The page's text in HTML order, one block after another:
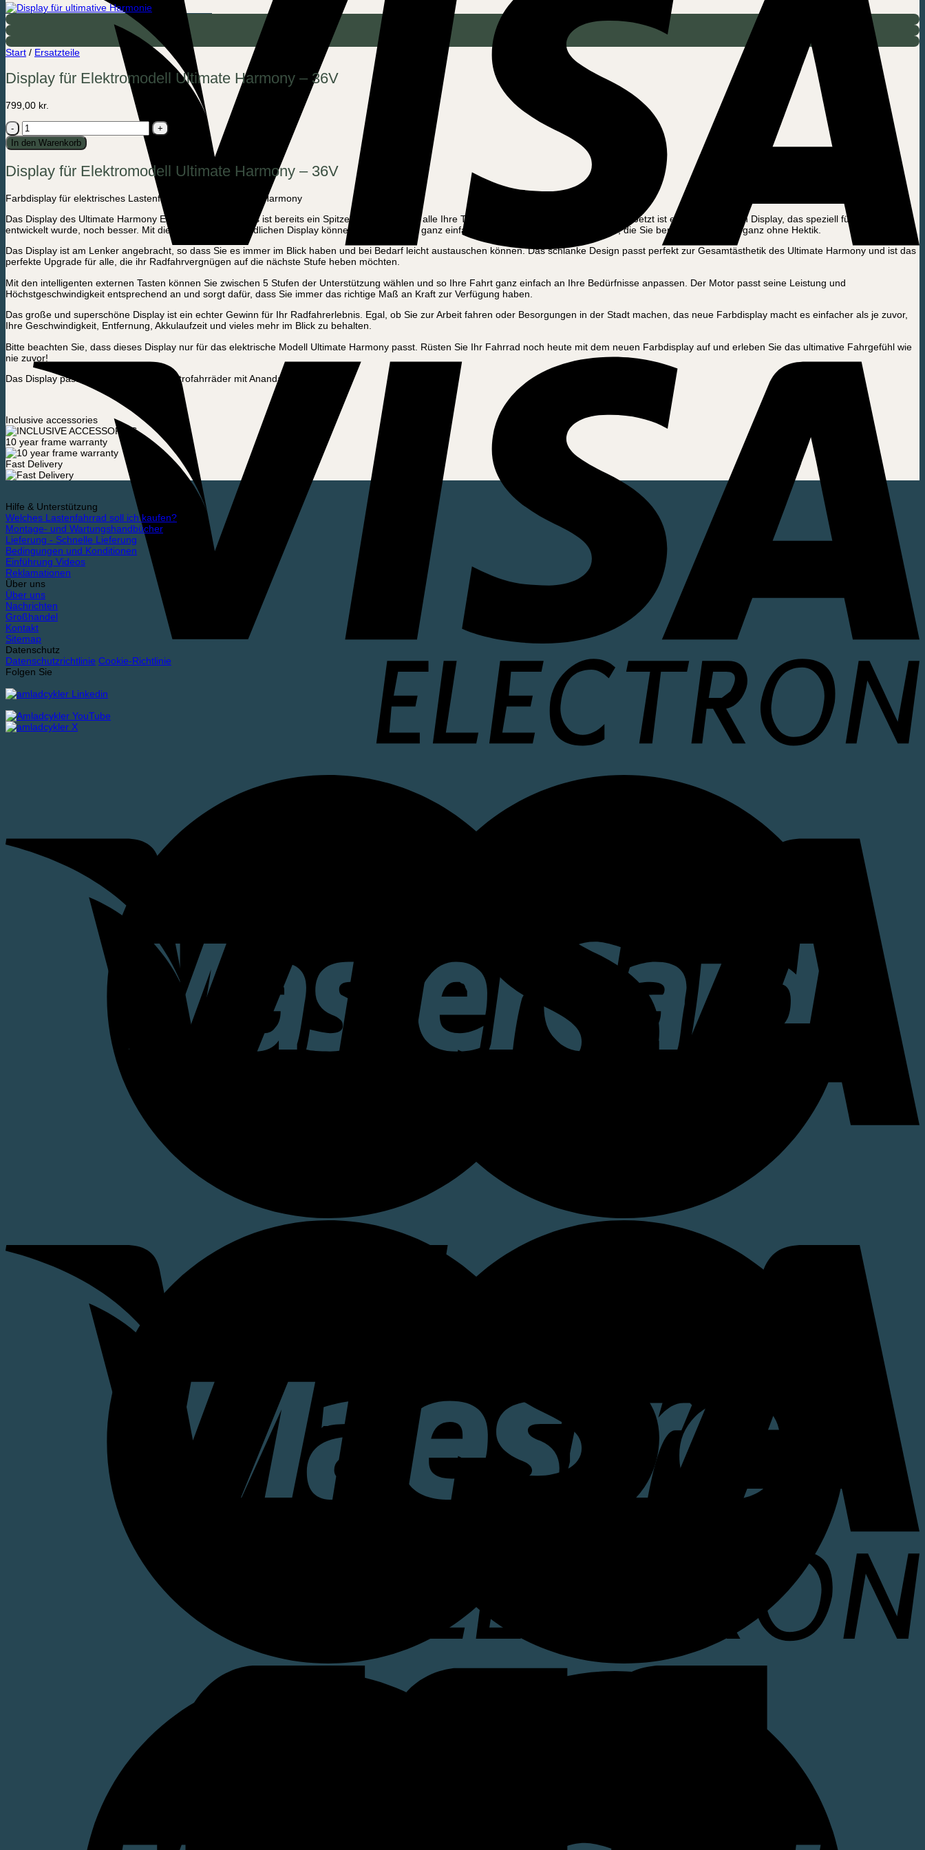
Start / Ersatzteile
Display für Elektromodell Ultimate Harmony – 36V
799,00 kr.
Display
für
Elektromodell
Harmony
Menge
In den Warenkorb
Display für Elektromodell Ultimate Harmony – 36V
Farbdisplay für elektrisches Lastenfahrrad Modell Ultimate Harmony
Das Display des Ultimate Harmony Elektro-Lastenfahrrads ist bereits ein Spitzenmodell, das für alle Ihre Transportbedürfnisse entwickelt wurde. Jetzt ist es mit dem neuen Display, das speziell für raues Wetter
entwickelt wurde, noch besser. Mit diesem benutzerfreundlichen Display können Sie unterwegs ganz einfach auf alle Informationen zugreifen, die Sie benötigen, und das ganz ohne Hektik.
Das Display ist am Lenker angebracht, so dass Sie es immer im Blick haben und bei Bedarf leicht austauschen können. Das schlanke Design passt perfekt zur Gesamtästhetik des Ultimate Harmony und ist das
perfekte Upgrade für alle, die ihr Radfahrvergnügen auf die nächste Stufe heben möchten.
Mit den intelligenten externen Tasten können Sie zwischen 5 Stufen der Unterstützung wählen und so Ihre Fahrt ganz einfach an Ihre Bedürfnisse anpassen. Der Motor passt seine Leistung und
Höchstgeschwindigkeit entsprechend an und sorgt dafür, dass Sie immer das richtige Maß an Kraft zur Verfügung haben.
Das große und superschöne Display ist ein echter Gewinn für Ihr Radfahrerlebnis. Egal, ob Sie zur Arbeit fahren oder Besorgungen in der Stadt machen, das neue Farbdisplay macht es einfacher als je zuvor,
Ihre Geschwindigkeit, Entfernung, Akkulaufzeit und vieles mehr im Blick zu behalten.
Bitte beachten Sie, dass dieses Display nur für das elektrische Modell Ultimate Harmony passt. Rüsten Sie Ihr Fahrrad noch heute mit dem neuen Farbdisplay auf und erleben Sie das ultimative Fahrgefühl wie
nie zuvor!
Das Display passt auch auf andere Elektrofahrräder mit Ananda-System.
Inclusive accessories
10 year frame warranty
Fast Delivery
Hilfe & Unterstützung
Welches Lastenfahrrad soll ich kaufen?
Montage- und Wartungshandbücher
Lieferung - Schnelle Lieferung
Bedingungen und Konditionen
Einführung Videos
Reklamationen
Über uns
Über uns
Nachrichten
Großhandel
Kontakt
Sitemap
Datenschutz
Datenschutzrichtlinie Cookie-Richtlinie
Folgen Sie